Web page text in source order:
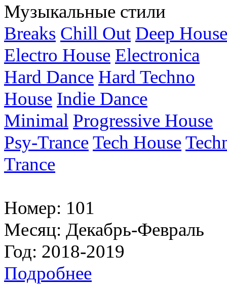
Музыкальные стили
Breaks Chill Out Deep House
Electro House Electronica
Hard Dance Hard Techno
House Indie Dance
Minimal Progressive House
Psy-TranceTech House
Trance
Номер: 101
Месяц: Декабрь-Февраль
Год: 2018-2019
Подробнее